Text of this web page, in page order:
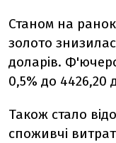
Станом на
золото
доларів.
0,5% до 4426,20
Також стало
споживчі